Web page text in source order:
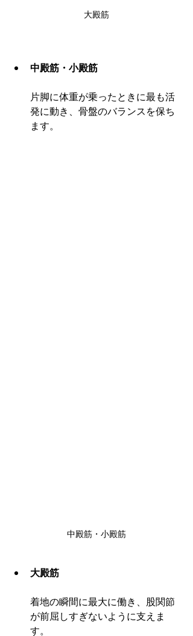
大殿筋
中殿筋・小殿筋
片脚に体重が乗ったときに最も活
発に動き、骨盤のバランスを保ち
ます。
中殿筋・小殿筋
大殿筋
着地の瞬間に最大に働き、股関節
が前屈しすぎないように支えま
す。